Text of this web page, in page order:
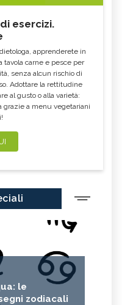
esercizi.
apprenderete in
tavola carne e pesce per
senza alcun rischio di
Adottare la rettitudine
al gusto o alla varietà:
grazie a menu vegetariani
le
zodiacali